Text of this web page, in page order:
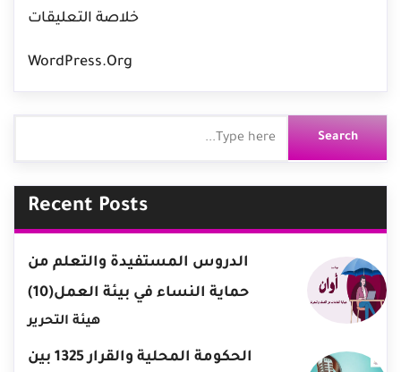
خلاصة التعليقات
WordPress.org
Recent Posts
الدروس المستفيدة والتعلم من
حماية النساء في بيئة العمل(10)
هيئة التحرير
الحكومة المحلية والقرار 1325 بين